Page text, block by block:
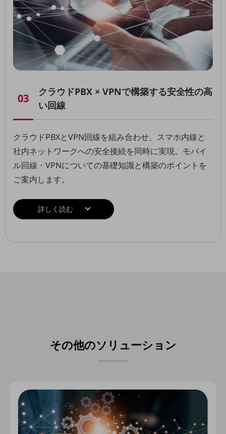
旬な話題やお役立ち資料などDXの課題を
解決するヒントをお届けする記事サイト
新着記事
お役立ち資料ダウンロード
トレンド記事特集
中堅中小企業向け
課題やニーズに合ったサービスをご紹介し、
中堅中小企業のビジネスをサポート！
お悩みから見つける
ネットワーク
モバイル・音声
バックオフィス
リモート・ハイブリッドワーク
セキュリティ
その他のお悩みはこちら
ビジネスお悩み診断
NTTドコモビジネス
オンラインショップ
モバイル・ICTサービスをオンラインで
03 クラウドPBX × VPNで構築する安全性の高
い回線
クラウドPBXとVPN回線を組み合わせ、スマホ内線と
社内ネットワークへの安全接続を同時に実現。モバイ
ル回線・VPNについての基礎知識と構築のポイントを
ご案内します。
詳しく読む
その他のソリューション